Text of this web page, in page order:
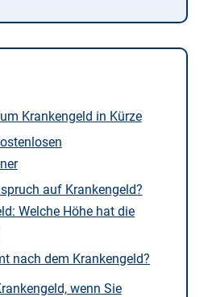
Krankengeld in Kürze
auf Krankengeld?
Welche Höhe hat die
nach dem Krankengeld?
wenn Sie